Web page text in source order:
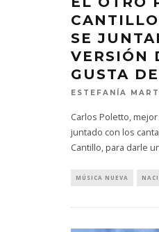
SE
VERSIÓN
GUSTA
ESTEFANÍA
Carlos Poletto,
juntado con los
Cantillo, para darle
MÚSICA NUEVA